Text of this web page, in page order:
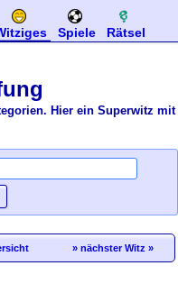
Spiele Rätsel
Hier ein Superwitz mit
» nächster Witz »